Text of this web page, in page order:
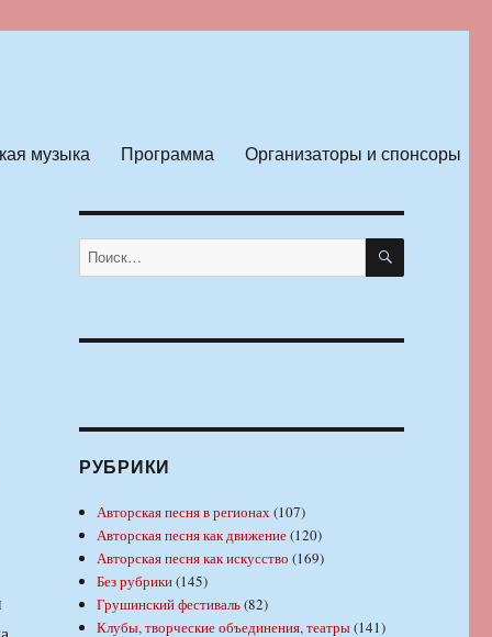
музыка Программа Организаторы и спонсоры
Искать: ПОИСК
РУБРИКИ
Авторская песня в регионах(107)
Авторская песня как движение(120)
Авторская песня как искусство (169)
Без рубрики(145)
Грушинский фестиваль(82)
Клубы, творческие объединения, театры(141)